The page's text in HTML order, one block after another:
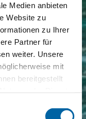
Medien anbieten
Website zu
zu Ihrer
Partner für
weiter. Unsere
mit
bereitgestellt